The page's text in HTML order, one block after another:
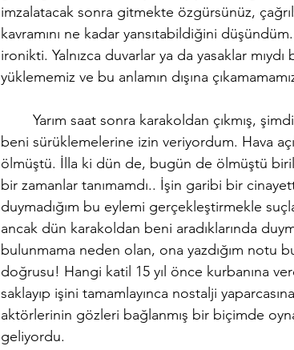
imzalatacak sonra gitmekte özgürsünüz,
kavramını ne kadar yansıtabildiğini
ironikti. Yalnızca duvarlar ya da yasaklar
yüklememiz ve bu anlamın dışına
beni sürüklemelerine izin veriyordum. Hava
ölmüştü. İlla ki dün de, bugün de ölmüştü
bir zamanlar tanımamdı.. İşin garibi bir
duymadığım bu eylemi gerçekleştirmekle
ancak dün karakoldan beni aradıklarında
bulunmama neden olan, ona yazdığım notu
doğrusu! Hangi katil 15 yıl önce kurbanına
saklayıp işini tamamlayınca nostalji
aktörlerinin gözleri bağlanmış bir biçimde
geliyordu.